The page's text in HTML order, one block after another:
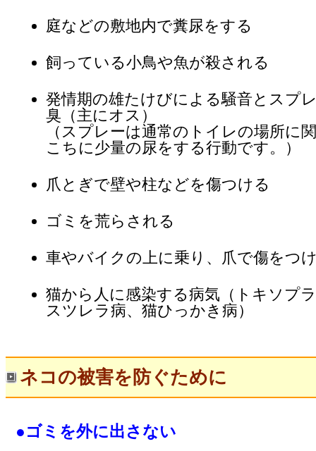
庭などの敷地内で糞尿をする
飼っている小鳥や魚が殺される
発情期の雄たけびによる騒音とスプ
臭（主にオス）
（スプレーは通常のトイレの場所に
こちに少量の尿をする行動です。）
爪とぎで壁や柱などを傷つける
ゴミを荒らされる
車やバイクの上に乗り、爪で傷をつ
猫から人に感染する病気（トキソプ
スツレラ病、猫ひっかき病）
ネコの被害を防ぐために
●ゴミを外に出さない